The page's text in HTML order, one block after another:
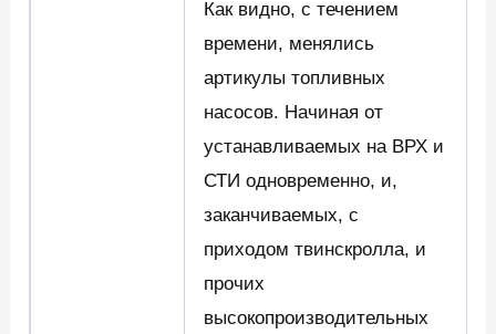
Как видно, с течением
времени, менялись
артикулы топливных
насосов. Начиная от
устанавливаемых на ВРХ и
СТИ одновременно, и,
заканчиваемых, с
приходом твинскролла, и
прочих
высокопроизводительных